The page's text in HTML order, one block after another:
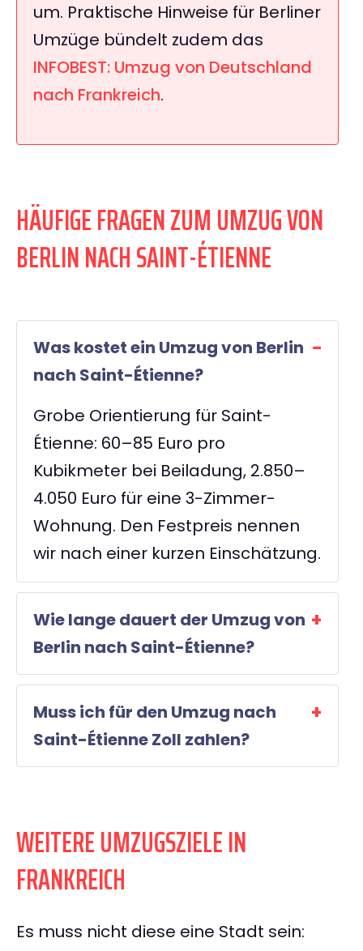
um. Praktische Hinweise für Berliner
Umzüge bündelt zudem das
INFOBEST: Umzug von Deutschland
nach Frankreich.
HÄUFIGE FRAGEN ZUM UMZUG VON
BERLIN NACH SAINT-ÉTIENNE
Was kostet ein Umzug von Berlin
nach Saint-Étienne?
Grobe Orientierung für Saint-
Étienne: 60–85 Euro pro
Kubikmeter bei Beiladung, 2.850–
4.050 Euro für eine 3-Zimmer-
Wohnung. Den Festpreis nennen
wir nach einer kurzen Einschätzung.
Wie lange dauert der Umzug von
Berlin nach Saint-Étienne?
Muss ich für den Umzug nach
Saint-Étienne Zoll zahlen?
WEITERE UMZUGSZIELE IN
FRANKREICH
Es muss nicht diese eine Stadt sein: